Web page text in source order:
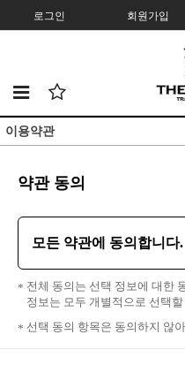
로그인 회원가입
이용약관
약관 동의
모든 약관에 동의합니다.
전체 동의는 선택 정보에 대한
정보는 모두 개별적으로 선택할
선택 동의 항목은 동의하지 않